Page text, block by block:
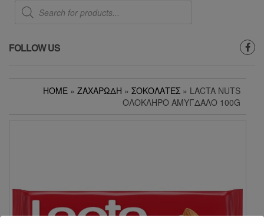
Products
search
FOLLOW US
HOME » ΖΑΧΑΡΏΔΗ » ΣΟΚΟΛΆΤΕΣ » LACTA NUTS
ΟΛΌΚΛΗΡΟ ΑΜΎΓΔΑΛΟ 100G